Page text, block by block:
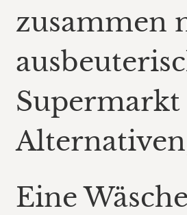
zusammen
Eine